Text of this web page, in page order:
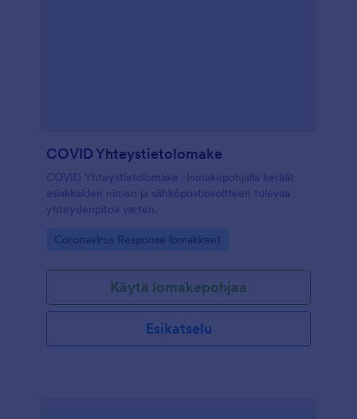
COVID Yhteystietolomake
COVID Yhteystietolomake -lomakepohjalla keräät
asiakkaiden nimen ja sähköpostiosoitteen tulevaa
yhteydenpitoa varten.
Go to Category:
Coronavirus Response lomakkeet
Käytä lomakepohjaa
Esikatselu